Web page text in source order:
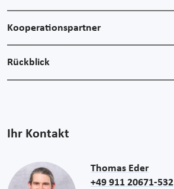
Kooperationspartner
Rückblick
Ihr Kontakt
Thomas Eder
+49 911 20671-532